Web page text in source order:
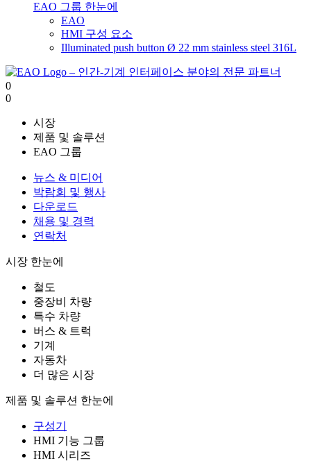
EAO 그룹 한눈에
EAO
HMI 구성 요소
Illuminated push button Ø 22 mm stainless steel 316L
0
0
시장
제품 및 솔루션
EAO 그룹
뉴스 & 미디어
박람회 및 행사
다운로드
채용 및 경력
연락처
시장 한눈에
철도
중장비 차량
특수 차량
버스 & 트럭
기계
자동차
더 많은 시장
제품 및 솔루션 한눈에
구성기
HMI 기능 그룹
HMI 시리즈